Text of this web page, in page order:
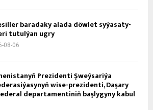
ba­ra­da­ky ala­da döw­let sy­ýa­sa­ty­
tu­tul­ýan ug­ry
08-06
Prezidenti Şweýsariýa
wise-prezidenti, Daşary
departamentiniň başlygyny kabul